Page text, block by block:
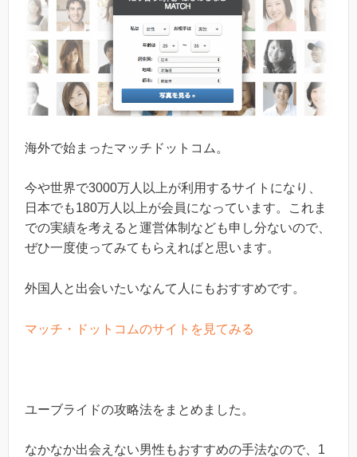
海外で始まったマッチドットコム。
今や世界で3000万人以上が利用するサイトになり、
日本でも180万人以上が会員になっています。これま
での実績を考えると運営体制なども申し分ないので、
ぜひ一度使ってみてもらえればと思います。
外国人と出会いたいなんて人にもおすすめです。
マッチ・ドットコムのサイトを見てみる
ユーブライドの攻略法をまとめました。
なかなか出会えない男性もおすすめの手法なので、1